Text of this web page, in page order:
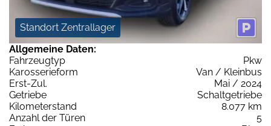
Standort Zentrallager
Allgemeine Daten:
Fahrzeugtyp
Pkw
Karosserieform
Van / Kleinbus
Erst-Zul.
Mai / 2024
Getriebe
Schaltgetriebe
Kilometerstand
8.077 km
Anzahl der Türen
5